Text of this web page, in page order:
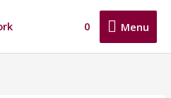
Menu
Menu
0